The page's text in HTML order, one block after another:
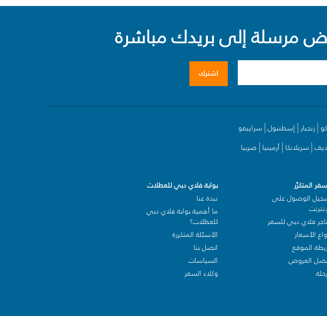
مرسلة إلى بريدك مباشرة
اشترك
زنجبار إسطنبول سراييفو
سريلانكا أرمينيا صربيا
المتكرّر
الوصول على
فلاي دبي للسفر
الأسعار
الموقع
العروض
بوابة فلاي دبي للعطلات
نبذة عنا
ما أهمية بوابة فلاي دبي
للعطلات؟
الأسئلة المتكررة
اتصل بنا
السياسات
وكلاء السفر